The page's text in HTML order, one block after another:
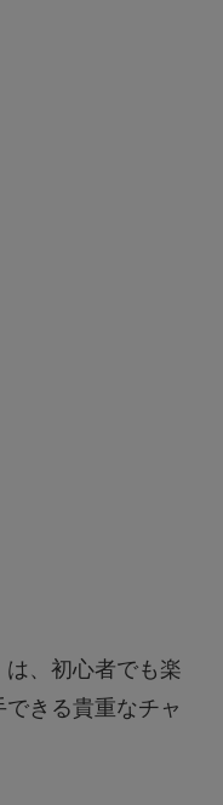
は、初心者でも楽
きる貴重なチャ